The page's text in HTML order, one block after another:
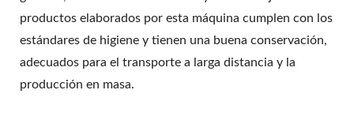
productos elaborados por esta máquina cumplen con los
estándares de higiene y tienen una buena conservación,
adecuados para el transporte a larga distancia y la
producción en masa.